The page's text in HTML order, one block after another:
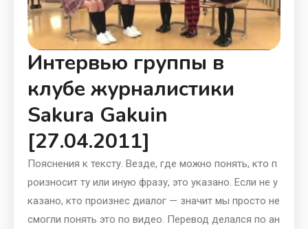
Интервью группы в
клубе журналистики
Sakura Gakuin
[27.04.2011]
Пояснения к тексту. Везде, где можно понять, кто п
роизносит ту или иную фразу, это указано. Если не у
казано, кто произнес диалог — значит мы просто не
смогли понять это по видео. Перевод делался по ан